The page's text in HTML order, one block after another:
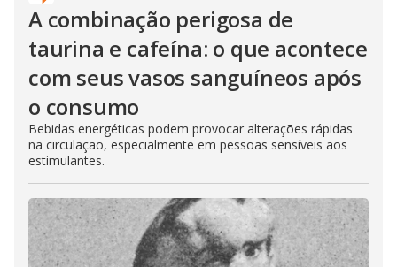
A combinação perigosa de
taurina e cafeína: o que acontece
com seus vasos sanguíneos após
o consumo
Bebidas energéticas podem provocar alterações rápidas
na circulação, especialmente em pessoas sensíveis aos
estimulantes.